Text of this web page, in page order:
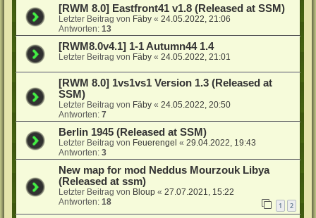
[RWM 8.0] Eastfront41 v1.8 (Released at SSM)
Letzter Beitrag von Fäby «24.05.2022, 21:06
Antworten:13
[RWM8.0v4.1] 1-1 Autumn44 1.4
Letzter Beitrag von Fäby «24.05.2022, 21:01
[RWM 8.0] 1vs1vs1 Version 1.3 (Released at
SSM)
Letzter Beitrag von Fäby «24.05.2022, 20:50
Antworten:7
Berlin 1945 (Released at SSM)
Letzter Beitrag von Feuerengel «29.04.2022, 19:43
Antworten:3
New map for mod Neddus Mourzouk Libya
(Released at ssm)
Letzter Beitrag von Bloup «27.07.2021, 15:22
Antworten:18 1 2